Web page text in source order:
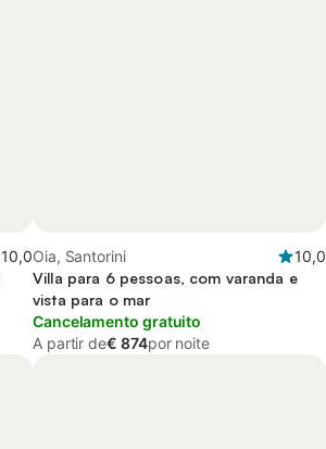
10,0Oia, Santorini
10,0
Villa para 6 pessoas, com varanda e
vista para o mar
Cancelamento gratuito
A partir de€ 874por noite